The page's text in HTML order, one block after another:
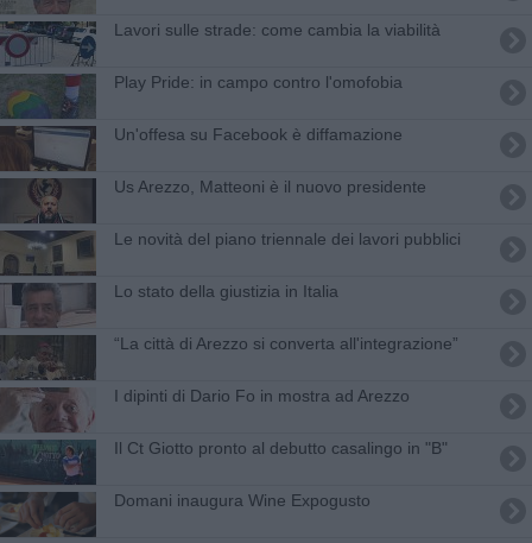
Lavori sulle strade: come cambia la viabilità
Play Pride: in campo contro l'omofobia
Un'offesa su Facebook è diffamazione
Us Arezzo, Matteoni è il nuovo presidente
Le novità del piano triennale dei lavori pubblici
Lo stato della giustizia in Italia
“La città di Arezzo si converta all'integrazione”
I dipinti di Dario Fo in mostra ad Arezzo
Il Ct Giotto pronto al debutto casalingo in "B"
Domani inaugura Wine Expogusto